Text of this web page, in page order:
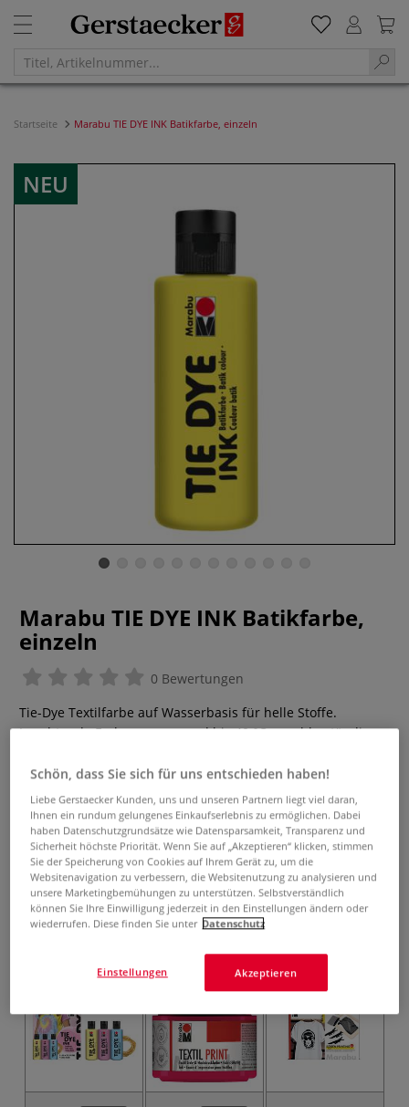
Startseite Marabu TIE DYE INK Batikfarbe, einzeln
NEU
Marabu TIE DYE INK Batikfarbe,
einzeln
0 Bewertungen
Tie-Dye Textilfarbe auf Wasserbasis für helle Stoffe.
Leuchtende Farben, vegan und bis 40 °C waschbeständig –
3,98 €
49,75 €
inklusive 20% bzw. 10% MwSt,
ggf. zuzüglichVersandkosten
Produkt bestellen
Schön, dass Sie sich für uns entschieden haben!
Liebe Gerstaecker Kunden, uns und unseren Partnern liegt viel daran,
Ihnen ein rundum gelungenes Einkaufserlebnis zu ermöglichen. Dabei
haben Datenschutzgrundsätze wie Datensparsamkeit, Transparenz und
Sicherheit höchste Priorität. Wenn Sie auf „Akzeptieren“ klicken, stimmen
Sie der Speicherung von Cookies auf Ihrem Gerät zu, um die
Websitenavigation zu verbessern, die Websitenutzung zu analysieren und
unsere Marketingbemühungen zu unterstützen. Selbstverständlich
können Sie Ihre Einwilligung jederzeit in den Einstellungen ändern oder
wiederrufen. Diese finden Sie unter Datenschutz
Akzeptieren
Einstellungen